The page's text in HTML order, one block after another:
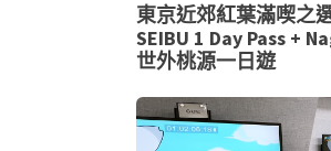
東京近郊紅葉滿喫之
SEIBU 1 Day Pass +
世外桃源一日遊